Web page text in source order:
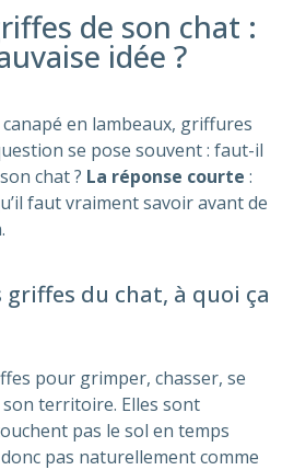
de son chat :
idée ?
en lambeaux, griffures
se pose souvent : faut-il
chat ? La réponse courte :
faut vraiment savoir avant de
griffes du chat, à quoi ça
pour grimper, chasser, se
territoire. Elles sont
pas le sol en temps
pas naturellement comme